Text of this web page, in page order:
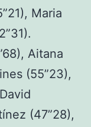
Maria
Aitana
(55”23),
(47”28),